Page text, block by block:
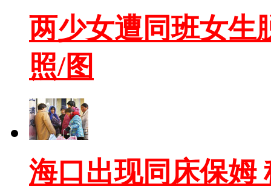
两少女遭同班女生
照/图
海口出现同床保姆